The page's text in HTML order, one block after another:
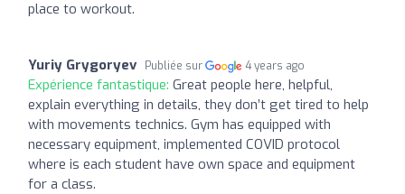
place to workout.
Yuriy Grygoryev Publiée sur 4 years ago
Expérience fantastique: Great people here, helpful,
explain everything in details, they don’t get tired to help
with movements technics. Gym has equipped with
necessary equipment, implemented COVID protocol
where is each student have own space and equipment
for a class.